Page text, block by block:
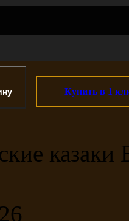
Купить в 1
казаки